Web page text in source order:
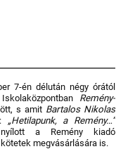
7-én délután négy órától
Remény-
s amit Bartalos Nikolas
„Hetilapunk, a Remény…”
a Remény kiadó
megvásárlására is.